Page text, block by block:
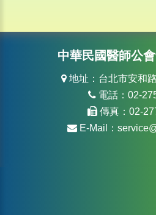
中華民國醫師公
地址：台北市安和
電話：02-
傳真：02-
E-Mail：